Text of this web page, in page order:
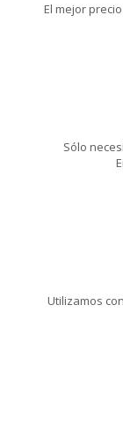
El mejor
Sólo
Utilizamos